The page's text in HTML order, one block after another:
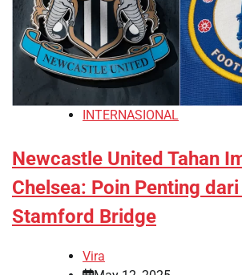
INTERNASIONAL
Newcastle United Tahan
Chelsea: Poin Penting
Stamford Bridge
Vira